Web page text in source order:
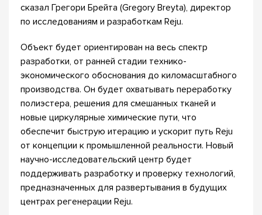
сказал Грегори Брейта (Gregory Breyta), директор
по исследованиям и разработкам Reju.
Объект будет ориентирован на весь спектр
разработки, от ранней стадии технико-
экономического обоснования до киломасштабного
производства. Он будет охватывать переработку
полиэстера, решения для смешанных тканей и
новые циркулярные химические пути, что
обеспечит быструю итерацию и ускорит путь Reju
от концепции к промышленной реальности. Новый
научно-исследовательский центр будет
поддерживать разработку и проверку технологий,
предназначенных для развертывания в будущих
центрах регенерации Reju.